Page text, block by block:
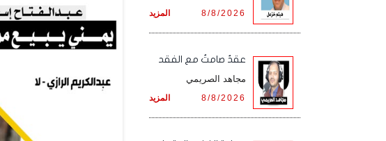
المزيد 8/8/2026
عقدٌ صامتٌ مع الفقد
مجاهد الصريمي
المزيد 8/8/2026